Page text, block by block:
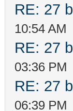
RE: 27
10:54 AM
RE: 27
03:36 PM
RE: 27
06:39 PM